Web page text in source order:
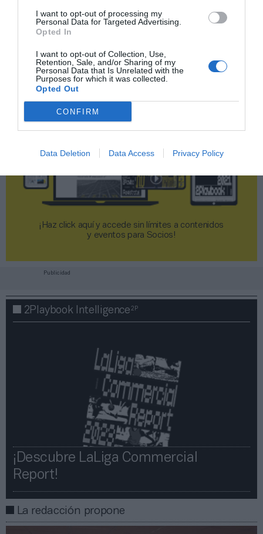
I want to opt-out of processing my
Personal Data for Targeted Advertising.
Opted In
I want to opt-out of Collection, Use,
Retention, Sale, and/or Sharing of my
Personal Data that Is Unrelated with the
Purposes for which it was collected.
Opted Out
CONFIRM
Data Deletion Data Access Privacy Policy
2Playbook Club
¡Haz click aquí y accede sin límites a contenidos
y eventos para Socios!​​​​​​​
Publicidad
2Playbook Intelligence2P
¡Descubre LaLiga Commercial
Report!​​
La redacción propone